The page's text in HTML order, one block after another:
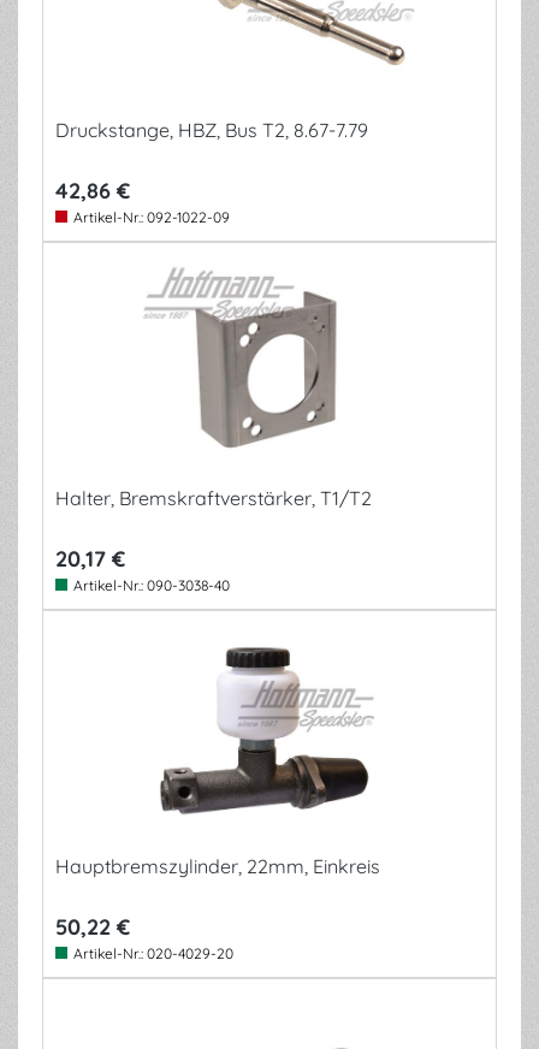
Druckstange, HBZ, Bus T2, 8.67-7.79
42,86 €
Artikel-Nr.: 092-1022-09
Halter, Bremskraftverstärker, T1/T2
20,17 €
Artikel-Nr.: 090-3038-40
Hauptbremszylinder, 22mm, Einkreis
50,22 €
Artikel-Nr.: 020-4029-20